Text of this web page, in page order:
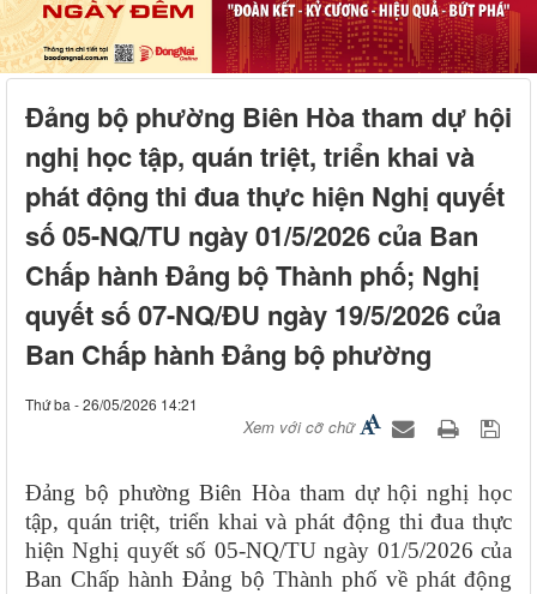
Đảng bộ phường Biên Hòa tham dự hội
nghị học tập, quán triệt, triển khai và
phát động thi đua thực hiện Nghị quyết
số 05-NQ/TU ngày 01/5/2026 của Ban
Chấp hành Đảng bộ Thành phố; Nghị
quyết số 07-NQ/ĐU ngày 19/5/2026 của
Ban Chấp hành Đảng bộ phường
Thứ ba - 26/05/2026 14:21
Xem với cỡ chữ
Đảng bộ phường Biên Hòa tham dự hội nghị học
tập, quán triệt, triển khai và phát động thi đua thực
hiện Nghị quyết số 05-NQ/TU ngày 01/5/2026 của
Ban Chấp hành Đảng bộ Thành phố về phát động